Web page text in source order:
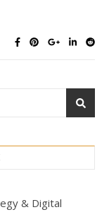
& Digital